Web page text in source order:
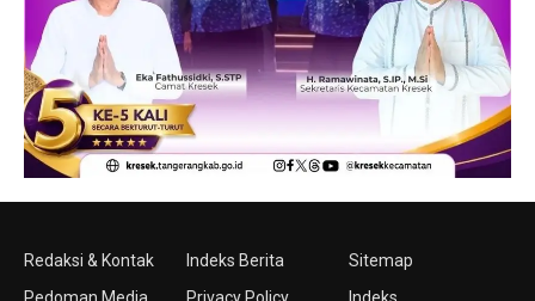
Redaksi & Kontak
Indeks Berita
Sitemap